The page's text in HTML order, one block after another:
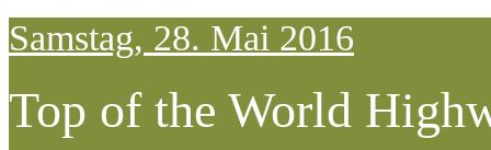
Samstag, 28. Mai 2016
Top of the World